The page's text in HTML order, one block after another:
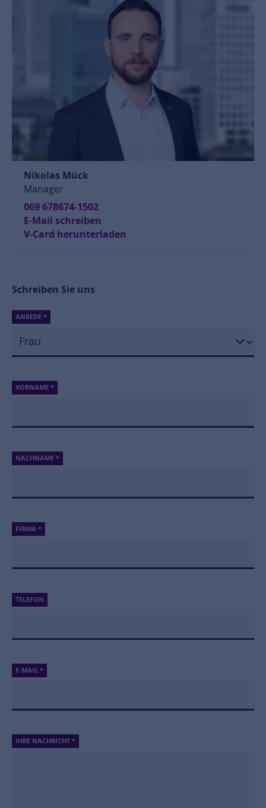
Nikolas Mück
Manager
069 678674-1502
E-Mail schreiben
V-Card herunterladen
Schreiben Sie uns
ANREDE*
VORNAME*
NACHNAME*
FIRMA*
TELEFON
E-MAIL*
IHRE NACHRICHT*